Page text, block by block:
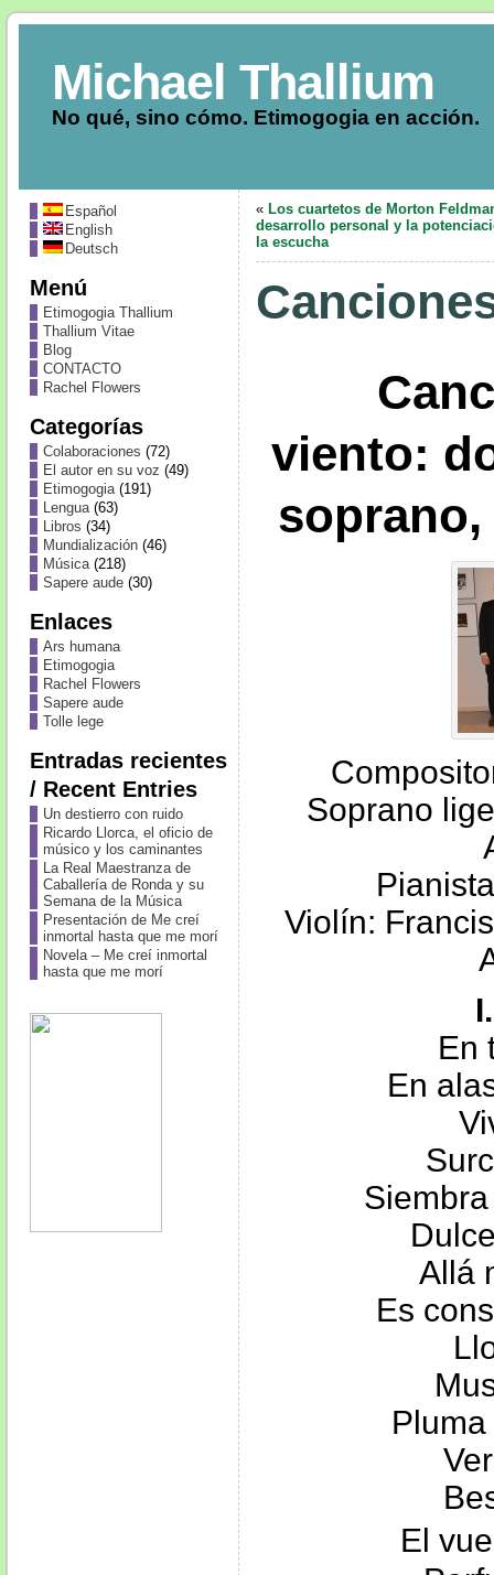
Michael Thallium
No qué, sino cómo. Etimogogia en acción.
Español
English
Deutsch
Menú
Etimogogia Thallium
Thallium Vitae
Blog
CONTACTO
Rachel Flowers
Categorías
Colaboraciones (72)
El autor en su voz (49)
Etimogogia(191)
Lengua(63)
Libros (34)
Mundialización(46)
Música(218)
Sapere aude(30)
Enlaces
Ars humana
Etimogogia
Rachel Flowers
Sapere aude
Tolle lege
Entradas recientes
/ Recent Entries
Un destierro con ruido
Ricardo Llorca, el oficio de
músico y los caminantes
La Real Maestranza de
Caballería de Ronda y su
Semana de la Música
Presentación de Me creí
inmortal hasta que me morí
Novela – Me creí inmortal
hasta que me morí
« Los cuartetos de Morton
desarrollo personal y la
la escucha
viento:
Soprano
Violín:
En
En
Allá
Es
El